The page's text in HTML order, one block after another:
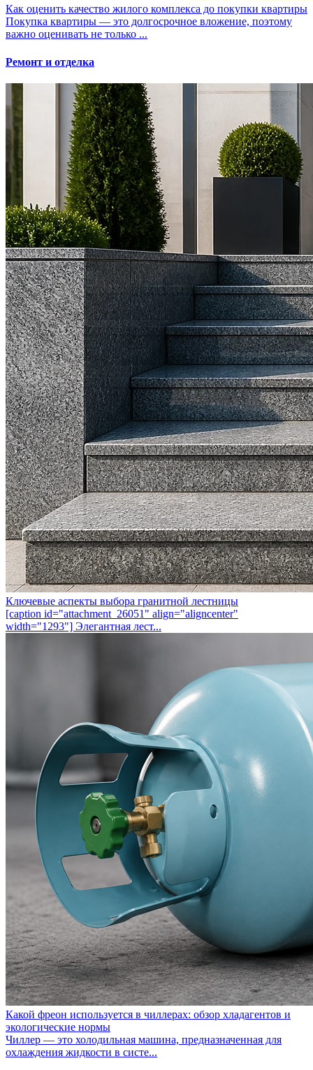
Как оценить качество жилого комплекса до покупки квартиры
Покупка квартиры — это долгосрочное вложение, поэтому
важно оценивать не только ...
Ремонт и отделка
Ключевые аспекты выбора гранитной лестницы
[caption id="attachment_26051" align="aligncenter"
width="1293"] Элегантная лест...
Какой фреон используется в чиллерах: обзор хладагентов и
экологические нормы
Чиллер — это холодильная машина, предназначенная для
охлаждения жидкости в систе...